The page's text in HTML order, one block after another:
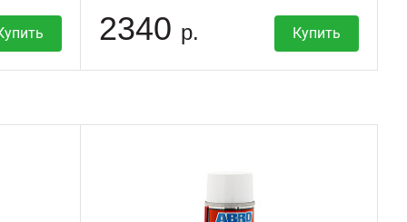
2340 р. Купить